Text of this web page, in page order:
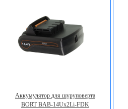
Аккумулятор для шуруповерта
BORT BAB-14Ux2Li-FDK